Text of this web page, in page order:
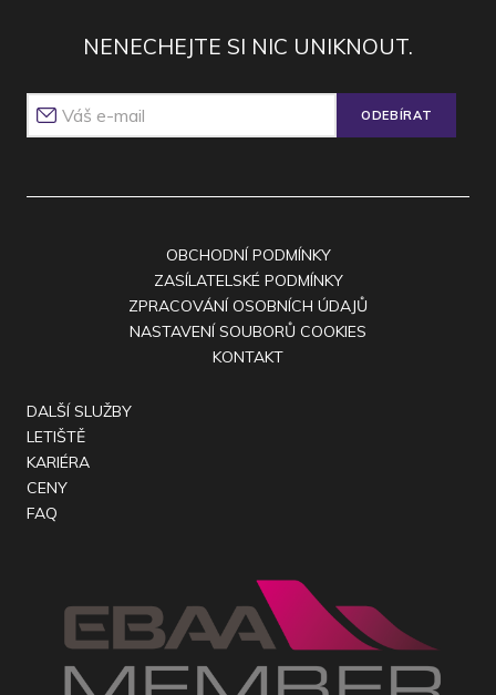
NENECHEJTE SI NIC UNIKNOUT.
ODEBÍRAT
OBCHODNÍ PODMÍNKY
ZASÍLATELSKÉ PODMÍNKY
ZPRACOVÁNÍ OSOBNÍCH ÚDAJŮ
NASTAVENÍ SOUBORŮ COOKIES
KONTAKT
DALŠÍ SLUŽBY
LETIŠTĚ
KARIÉRA
CENY
FAQ